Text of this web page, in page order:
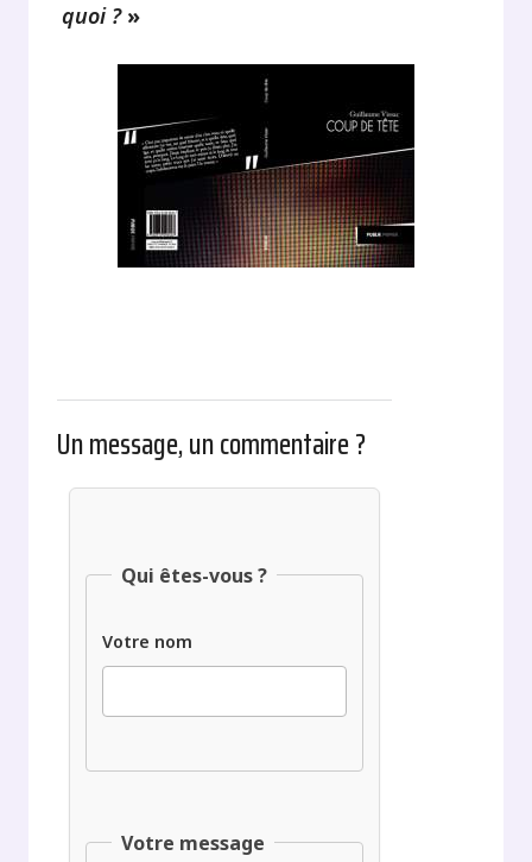
quoi ?»
Un message, un commentaire ?
Qui êtes-vous ?
Votre nom
Votre message